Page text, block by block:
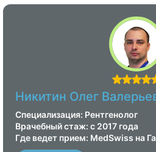
Никитин Олег
Специализация: Рентгенолог
Врачебный стаж: с 2017 года
Где ведет прием: MedSwiss на